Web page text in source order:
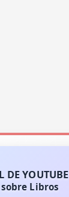
DE YOUTUBE
Libros